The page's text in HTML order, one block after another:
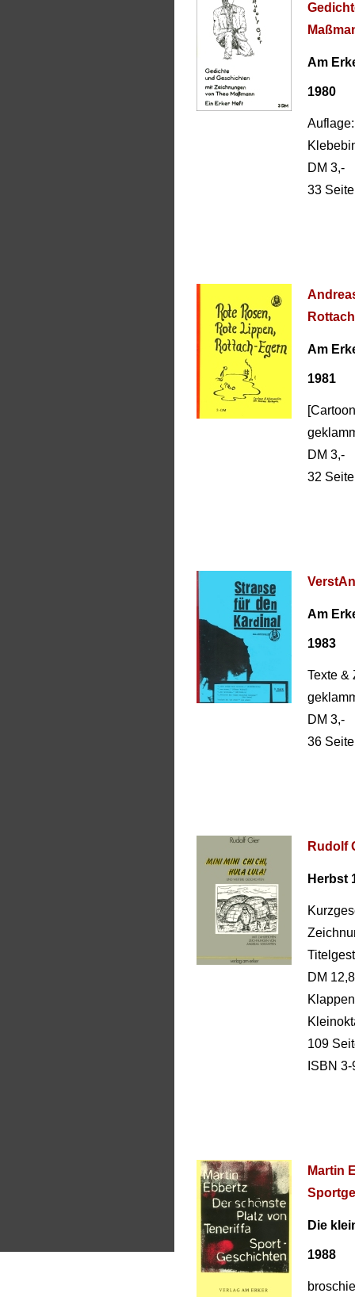
Am
1980
DM 3,-
33
Am
1981
DM 3,-
32
Am
1983
Texte &
DM 3,-
36
Rudolf
Herbst
DM
109
ISBN
Martin
Die
1988